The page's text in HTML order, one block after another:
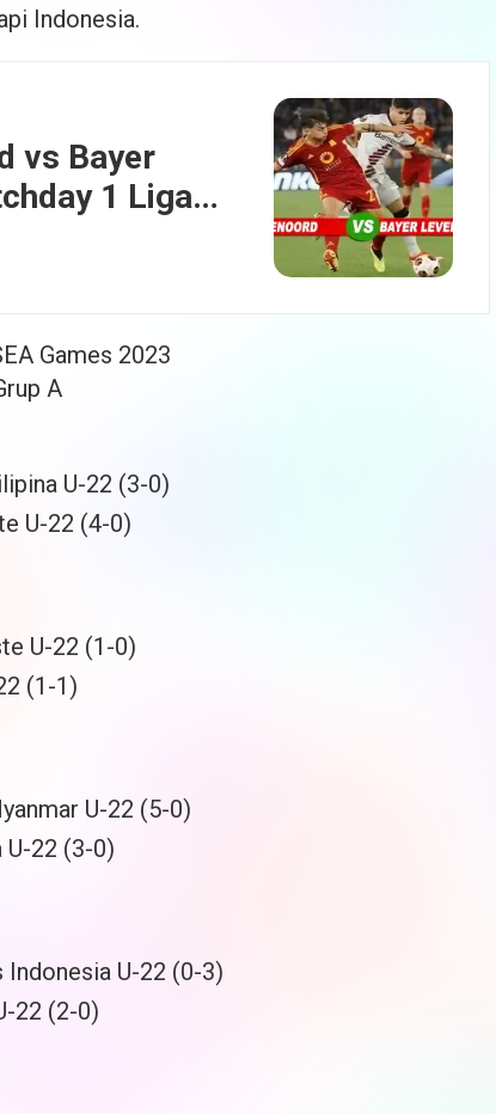
Indonesia.
vs Bayer
1 Liga
2025
Games 2023
A
U-22 (3-0)
U-22 (4-0)
U-22 (1-0)
(1-1)
U-22 (5-0)
22 (3-0)
U-22 (0-3)
22 (2-0)